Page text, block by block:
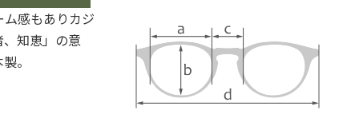
感もありカジ
知恵」の意
。